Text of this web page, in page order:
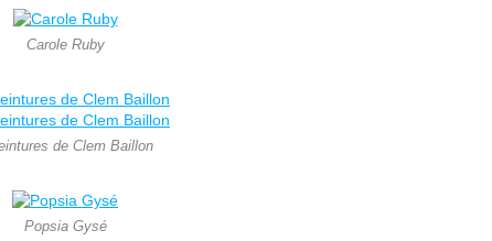
Carole Ruby
de Clem Baillon
Popsia Gysé